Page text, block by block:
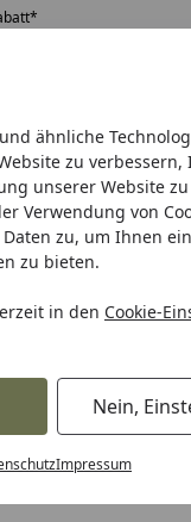
ähnliche
zu
unserer Website
Verwendung von
zu, um Ihnen
zu bieten.
in den Cookie-
Nein,
Impressum
Tipps & Tricks
Carport
Pools inkl.
im
Gartenhäuser